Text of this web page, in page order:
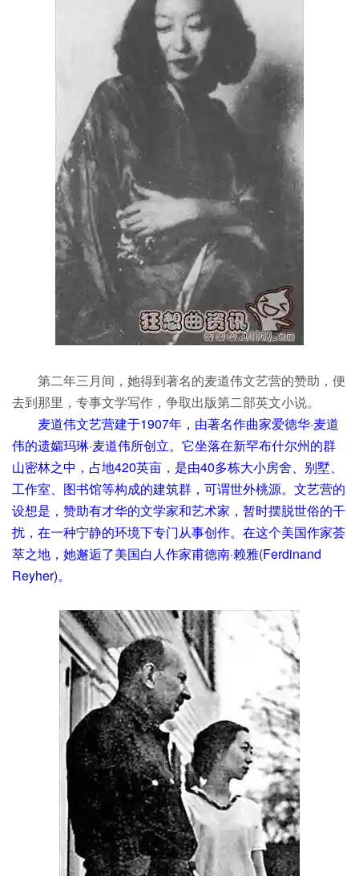
第二年三月间，她得到著名的麦道伟文艺营的赞助，便
去到那里，专事文学写作，争取出版第二部英文小说。
麦道伟文艺营建于1907年，由著名作曲家爱德华·麦道
伟的遗孀玛琳·麦道伟所创立。它坐落在新罕布什尔州的群
山密林之中，占地420英亩，是由40多栋大小房舍、别墅、
工作室、图书馆等构成的建筑群，可谓世外桃源。文艺营的
设想是，赞助有才华的文学家和艺术家，暂时摆脱世俗的干
扰，在一种宁静的环境下专门从事创作。在这个美国作家荟
萃之地，她邂逅了美国白人作家甫德南·赖雅(Ferdinand
Reyher)。